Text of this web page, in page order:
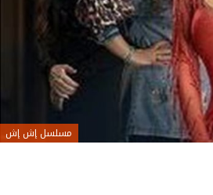
مسلسل إش إش